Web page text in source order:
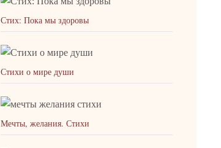
Стих: Пока мы здоровы
Стихи о мире души
Мечты, желания. Стихи